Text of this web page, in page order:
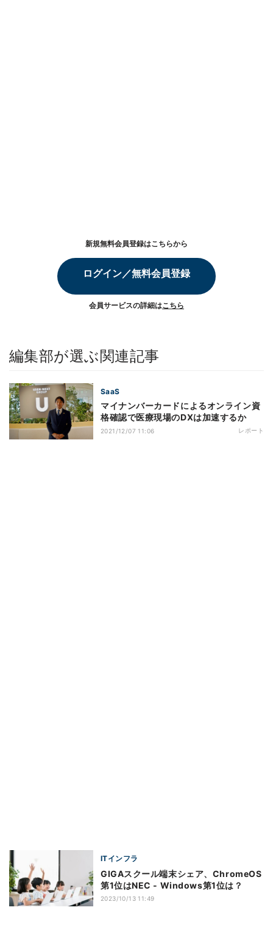
新規無料会員登録はこちらから
ログイン／無料会員登録
会員サービスの詳細はこちら
編集部が選ぶ関連記事
SaaS
マイナンバーカードによるオンライン資
格確認で医療現場のDXは加速するか
2021/12/07 11:06 レポート
ITインフラ
GIGAスクール端末シェア、ChromeOS
第1位はNEC - Windows第1位は？
2023/10/13 11:49